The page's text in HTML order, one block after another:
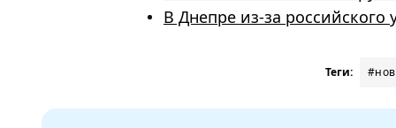
В Днепре из-за
Теги: